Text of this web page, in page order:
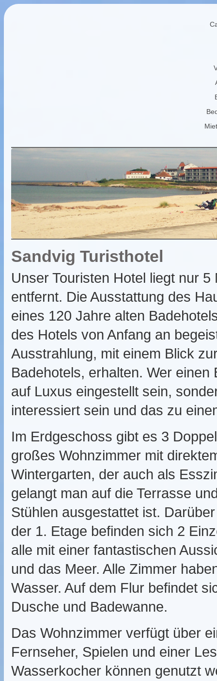
Sandvig Turisthotel
Unser Touristen Hotel liegt nur
entfernt. Die Ausstattung des
eines 120 Jahre alten
des Hotels von Anfang an
Ausstrahlung, mit einem Blick
Badehotels, erhalten. Wer
auf Luxus eingestellt sein,
interessiert sein und das zu
Im Erdgeschoss gibt es 3
großes Wohnzimmer mit
Wintergarten, der auch als
gelangt man auf die Terrasse
Stühlen ausgestattet ist.
der 1. Etage befinden sich 2
alle mit einer fantastischen
und das Meer. Alle Zimmer
Wasser. Auf dem Flur befindet
Dusche und Badewanne.
Das Wohnzimmer verfügt über
Fernseher, Spielen und einer
Wasserkocher können genutzt